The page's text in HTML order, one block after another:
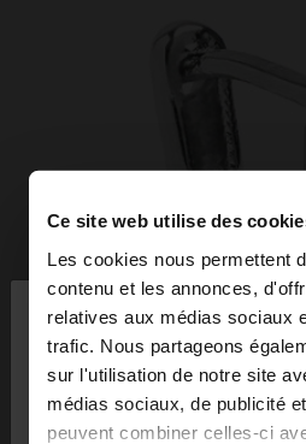
Ce site web utilise des
Les cookies nous permettent
contenu et les annonces,
relatives aux médias sociaux
trafic. Nous partageons
sur l'utilisation de notre site
médias sociaux, de publicité
peuvent combiner celles-ci
bonjour
Vous accédez au site depuis
parcourir notre site au